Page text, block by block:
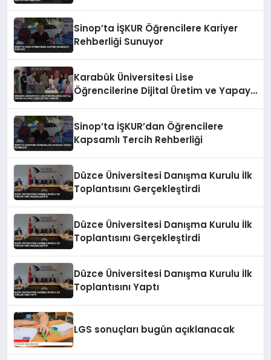
Sinop’ta İŞKUR Öğrencilere Kariyer
Rehberliği Sunuyor
Karabük Üniversitesi Lise
Öğrencilerine Dijital Üretim ve Yapay
Sinop’ta İŞKUR’dan Öğrencilere
Kapsamlı Tercih Rehberliği
Düzce Üniversitesi Danışma Kurulu İlk
Toplantısını Gerçekleştirdi
Düzce Üniversitesi Danışma Kurulu İlk
Toplantısını Gerçekleştirdi
Düzce Üniversitesi Danışma Kurulu İlk
Toplantısını Yaptı
LGS sonuçları bugün açıklanacak